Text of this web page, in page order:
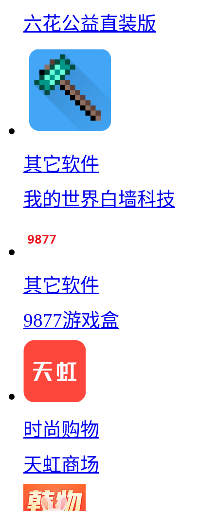
六花公益直装版
其它软件
我的世界白墙科技
其它软件
9877游戏盒
时尚购物
天虹商场